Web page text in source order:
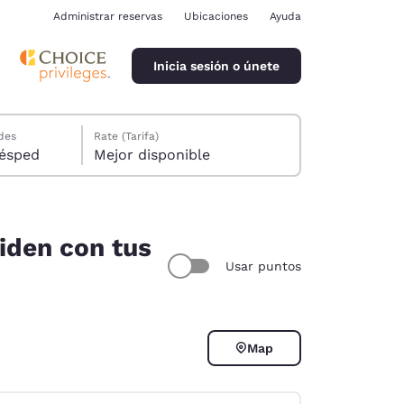
Administrar reservas Ubicaciones Ayuda
Inicia sesión o únete
1 huésped
Rate (Tarifa)
Mejor disponible
con tus
Usar puntos
Map